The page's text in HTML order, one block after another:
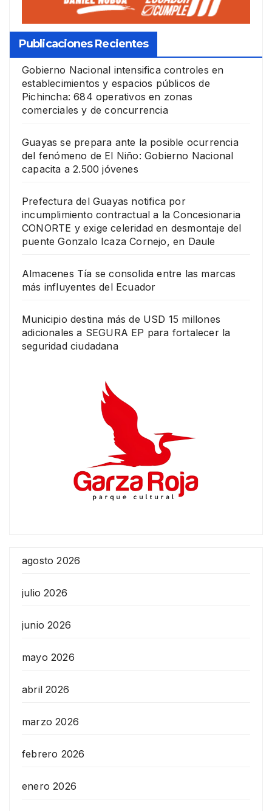
Publicaciones Recientes
Gobierno Nacional intensifica controles en
establecimientos y espacios públicos de
Pichincha: 684 operativos en zonas
comerciales y de concurrencia
Guayas se prepara ante la posible ocurrencia
del fenómeno de El Niño: Gobierno Nacional
capacita a 2.500 jóvenes
Prefectura del Guayas notifica por
incumplimiento contractual a la Concesionaria
CONORTE y exige celeridad en desmontaje del
puente Gonzalo Icaza Cornejo, en Daule
Almacenes Tía se consolida entre las marcas
más influyentes del Ecuador
Municipio destina más de USD 15 millones
adicionales a SEGURA EP para fortalecer la
seguridad ciudadana
agosto 2026
julio 2026
junio 2026
mayo 2026
abril 2026
marzo 2026
febrero 2026
enero 2026